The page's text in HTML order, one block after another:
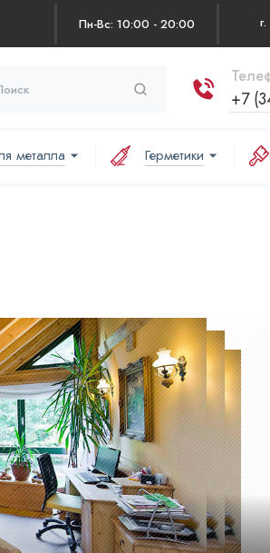
Пн-Вс: 10:00 - 20:00
+7
металла Герметики